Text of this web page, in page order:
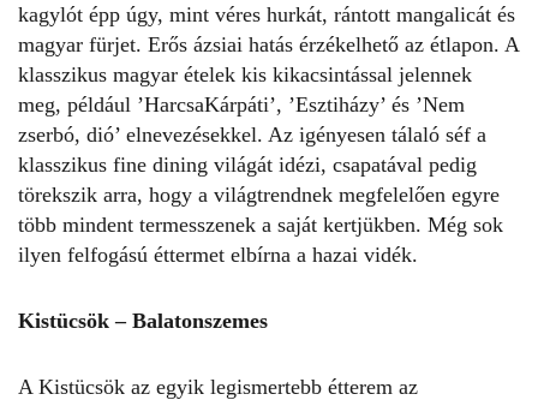
kagylót épp úgy, mint véres hurkát, rántott mangalicát és
magyar fürjet. Erős ázsiai hatás érzékelhető az étlapon. A
klasszikus magyar ételek kis kikacsintással jelennek
meg, például ’Harcsa­Kárpáti’, ’Esztiházy’ és ’Nem
zserbó, dió’ elnevezésekkel. Az igényesen tálaló séf a
klasszikus fine dining világát idézi, csapatával pedig
törekszik arra, hogy a világtrendnek megfelelően egyre
több mindent termesszenek a saját kertjükben. Még sok
ilyen felfogású éttermet elbírna a hazai vidék.
Kistücsök – Balatonszemes
A Kistücsök az egyik legismertebb étterem az